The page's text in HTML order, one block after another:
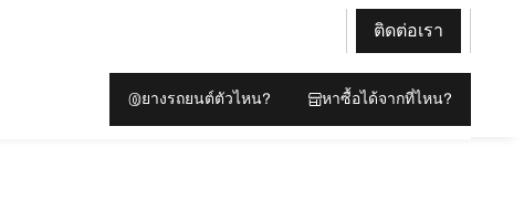
ติดต่อเรา
ยางรถยนต์ตัวไหน? หาซื้อได้จากที่ไหน?